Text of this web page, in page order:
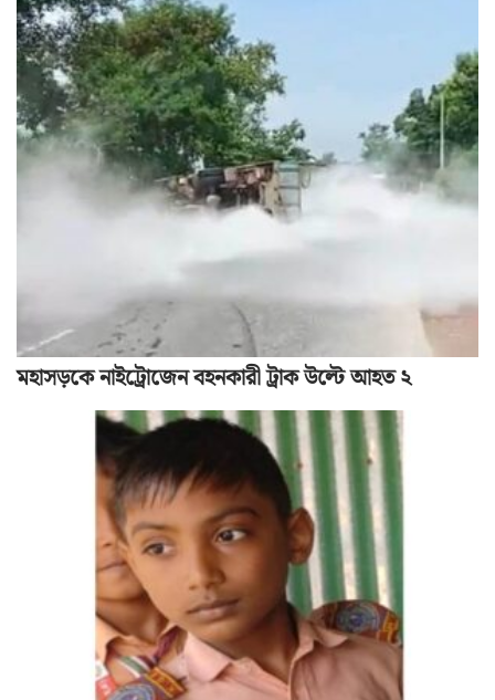
মহাসড়কে নাইট্রোজেন বহনকারী ট্রাক উল্টে আহত ২